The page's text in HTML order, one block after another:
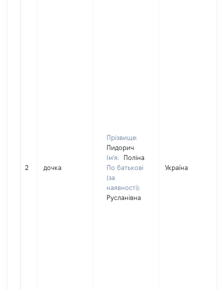
2 дочка
Прізвище:
Пидорич
Ім'я:
Поліна
По батькові
(за
наявності):
Русланівна
Україна